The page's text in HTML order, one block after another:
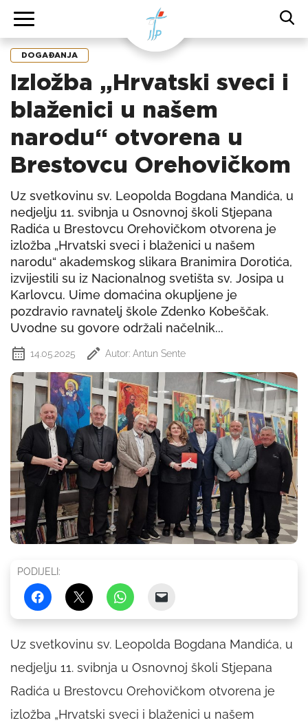
DOGAĐANJA
Izložba „Hrvatski sveci i
blaženici u našem
narodu“ otvorena u
Brestovcu Orehovičkom
Uz svetkovinu sv. Leopolda Bogdana Mandića, u
nedjelju 11. svibnja u Osnovnoj školi Stjepana
Radića u Brestovcu Orehovičkom otvorena je
izložba „Hrvatski sveci i blaženici u našem
narodu“ akademskog slikara Branimira Dorotića,
izvijestili su iz Nacionalnog svetišta sv. Josipa u
Karlovcu. Uime domaćina okupljene je
pozdravio ravnatelj škole Zdenko Kobeščak.
Uvodne su govore održali načelnik...
14.05.2025 Autor: Antun Sente
PODIJELI:
Uz svetkovinu sv. Leopolda Bogdana Mandića, u
nedjelju 11. svibnja u Osnovnoj školi Stjepana
Radića u Brestovcu Orehovičkom otvorena je
izložba „Hrvatski sveci i blaženici u našem